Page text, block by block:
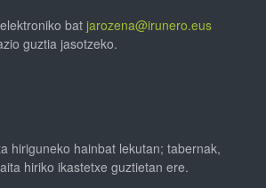
bat jarozena@irunero.eus
guztia jasotzeko.
hiriguneko hainbat lekutan; tabernak,
hiriko ikastetxe guztietan ere.